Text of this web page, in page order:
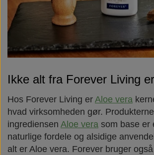
Ikke alt fra Forever Living
Hos Forever Living er Aloe vera
hvad virksomheden gør.
ingrediensen Aloe vera som base er
naturlige fordele og alsidige
alt er Aloe vera. Forever bruger